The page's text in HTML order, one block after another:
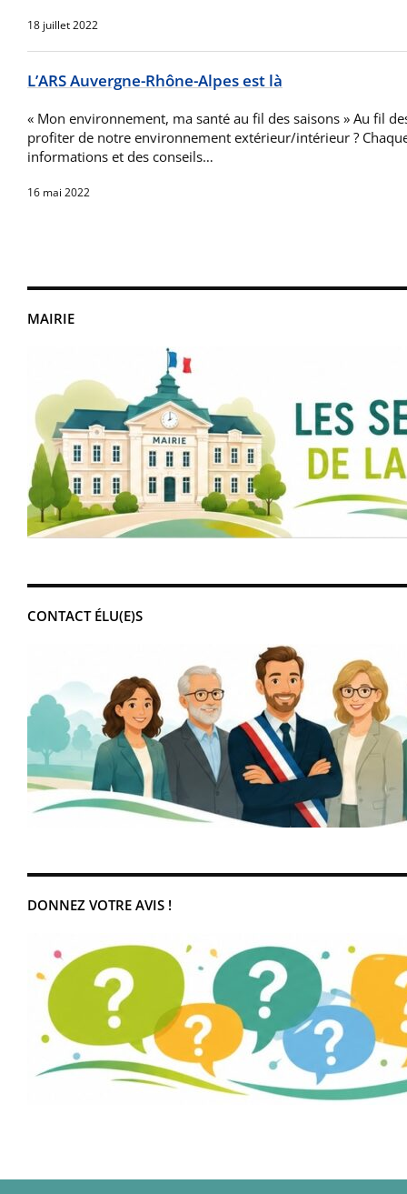
MAIRIE
CONTACT ÉLU(E)S
DONNEZ VOTRE AVIS !
18 juillet 2022
L’ARS Auvergne-Rhône-Alpes est là
« Mon environnement, ma santé au fil des saisons » Au fil
profiter de notre environnement extérieur/intérieur ?
informations et des conseils…
16 mai 2022